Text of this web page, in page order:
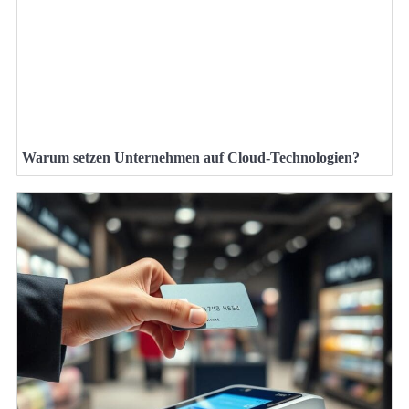
Warum setzen Unternehmen auf Cloud-Technologien?